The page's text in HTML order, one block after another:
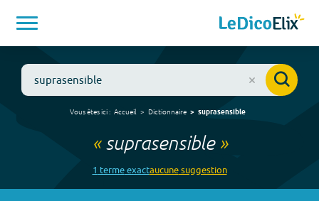
Vous êtes ici : Accueil Dictionnaire suprasensible
«suprasensible»
1 termeexactaucunesuggestion